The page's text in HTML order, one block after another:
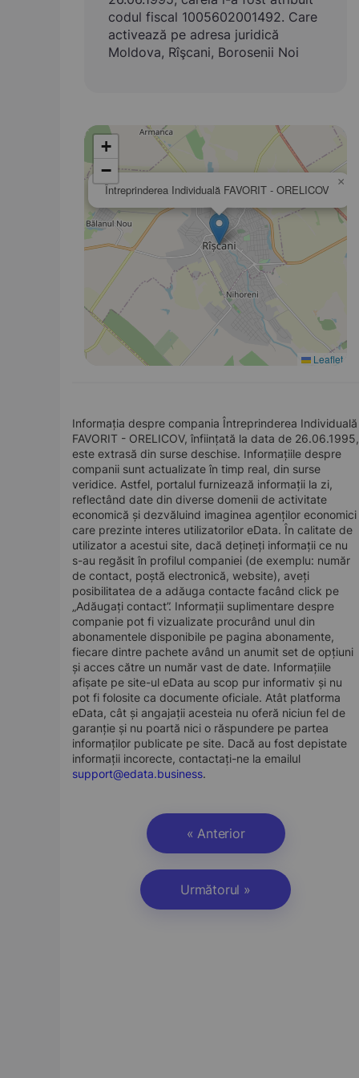
codul fiscal 1005602001492. Care
activează pe adresa juridică
Moldova, Rîşcani, Borosenii Noi
Întreprinderea Individuală FAVORIT - ORELICOV
×
+
−
Leaflet
Informația despre compania Întreprinderea Individuală
FAVORIT - ORELICOV, înființată la data de 26.06.1995,
este extrasă din surse deschise. Informațiile despre
companii sunt actualizate în timp real, din surse
veridice. Astfel, portalul furnizează informații la zi,
reflectând date din diverse domenii de activitate
economică și dezvăluind imaginea agenților economici
care prezinte interes utilizatorilor eData. În calitate de
utilizator a acestui site, dacă dețineți informații ce nu
s-au regăsit în profilul companiei (de exemplu: număr
de contact, poștă electronică, website), aveți
posibilitatea de a adăuga contacte facând click pe
„Adăugați contact”. Informații suplimentare despre
companie pot fi vizualizate procurând unul din
abonamentele disponibile pe pagina abonamente,
fiecare dintre pachete având un anumit set de opțiuni
și acces către un număr vast de date. Informațiile
afișate pe site-ul eData au scop pur informativ și nu
pot fi folosite ca documente oficiale. Atât platforma
eData, cât și angajații acesteia nu oferă niciun fel de
garanție și nu poartă nici o răspundere pe partea
informaților publicate pe site. Dacă au fost depistate
informații incorecte, contactați-ne la emailul
support@edata.business.
« Anterior
Următorul »